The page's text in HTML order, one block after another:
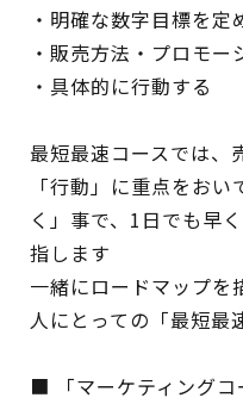
・明確な数字目標を定
・販売方法・プロモー
・具体的に行動する
最短最速コースでは、
「行動」に重点をお
く」事で、1日でも早
指します
一緒にロードマップを
人にとっての「最短最
■ 「マーケティングコ